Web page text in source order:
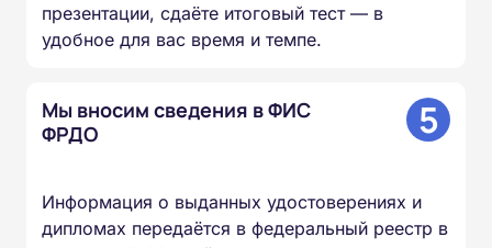
презентации, сдаёте итоговый тест — в
удобное для вас время и темпе.
Мы вносим сведения в ФИС
ФРДО
5
Информация о выданных удостоверениях и
дипломах передаётся в федеральный реестр в